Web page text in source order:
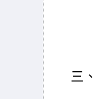
三、